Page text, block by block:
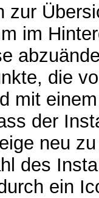
zur
im
die
mit
der
neu
des
ein